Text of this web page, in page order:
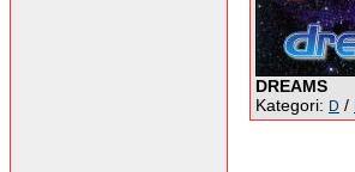
DREAMS
Kategori: D /